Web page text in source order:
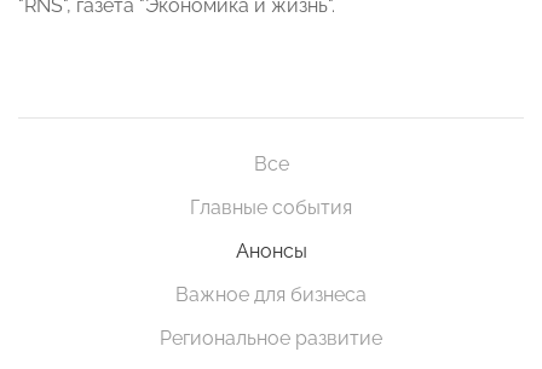
"RNS", газета "Экономика и жизнь".
Все
Главные события
Анонсы
Важное для бизнеса
Региональное развитие